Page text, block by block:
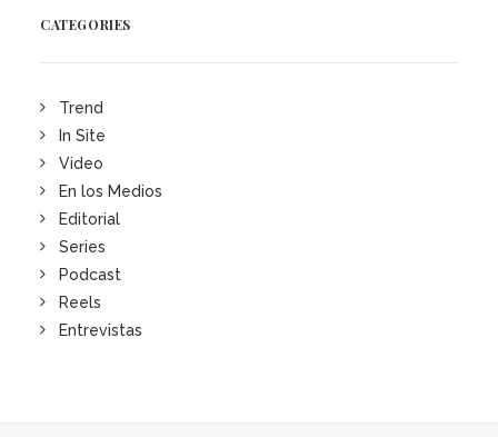
CATEGORIES
Trend
In Site
Video
En los Medios
Editorial
Series
Podcast
Reels
Entrevistas